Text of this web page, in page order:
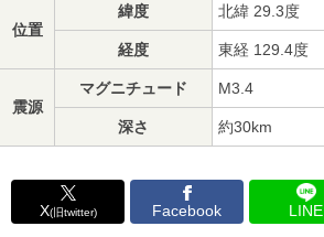
位置
緯度 北緯 29.3度
経度 東経 129.4度
震源
マグニチュード M3.4
深さ 約30km
X(旧twitter) Facebook LINE